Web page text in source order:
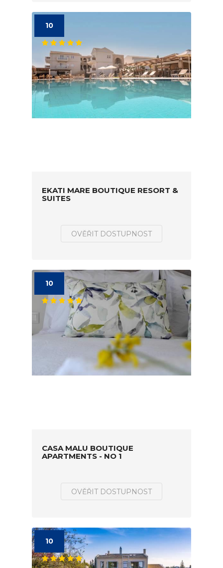
10
EKATI MARE BOUTIQUE RESORT &
SUITES
OVĚŘIT DOSTUPNOST
10
CASA MALU BOUTIQUE
APARTMENTS - NO 1
OVĚŘIT DOSTUPNOST
10